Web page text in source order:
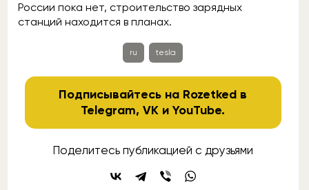
России пока нет, строительство зарядных
станций находится в планах.
ru tesla
Подписывайтесь на Rozetked в
Telegram,VK иYouTube.
Поделитесь публикацией с друзьями